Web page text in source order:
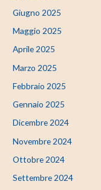
Giugno 2025
Maggio 2025
Aprile 2025
Marzo 2025
Febbraio 2025
Gennaio 2025
Dicembre 2024
Novembre 2024
Ottobre 2024
Settembre 2024